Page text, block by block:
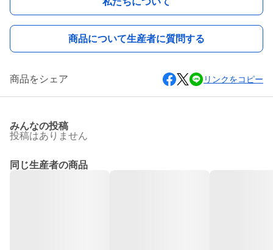
商品について生産者に質問する
商品をシェア リンクをコピー
みんなの投稿
投稿はありません
同じ生産者の商品